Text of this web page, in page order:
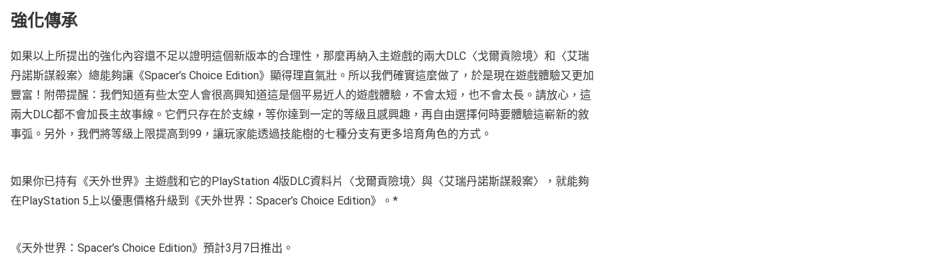
強化傳承
如果以上所提出的強化內容還不足以證明這個新版本的合理性，那麼再納入主遊戲的兩大DLC〈戈爾貢險境〉和〈艾瑞
丹諾斯謀殺案〉總能夠讓《Spacer’s Choice Edition》顯得理直氣壯。所以我們確實這麼做了，於是現在遊戲體驗又更加
豐富！附帶提醒：我們知道有些太空人會很高興知道這是個平易近人的遊戲體驗，不會太短，也不會太長。請放心，這
兩大DLC都不會加長主故事線。它們只存在於支線，等你達到一定的等級且感興趣，再自由選擇何時要體驗這嶄新的敘
事弧。另外，我們將等級上限提高到99，讓玩家能透過技能樹的七種分支有更多培育角色的方式。
如果你已持有《天外世界》主遊戲和它的PlayStation 4版DLC資料片〈戈爾貢險境〉與〈艾瑞丹諾斯謀殺案〉，就能夠
在PlayStation 5上以優惠價格升級到《天外世界：Spacer’s Choice Edition》。*
《天外世界：Spacer’s Choice Edition》預計3月7日推出。